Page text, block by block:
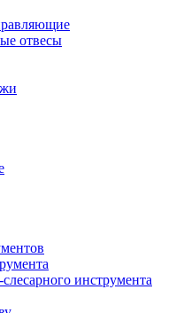
отвесы
инструмента